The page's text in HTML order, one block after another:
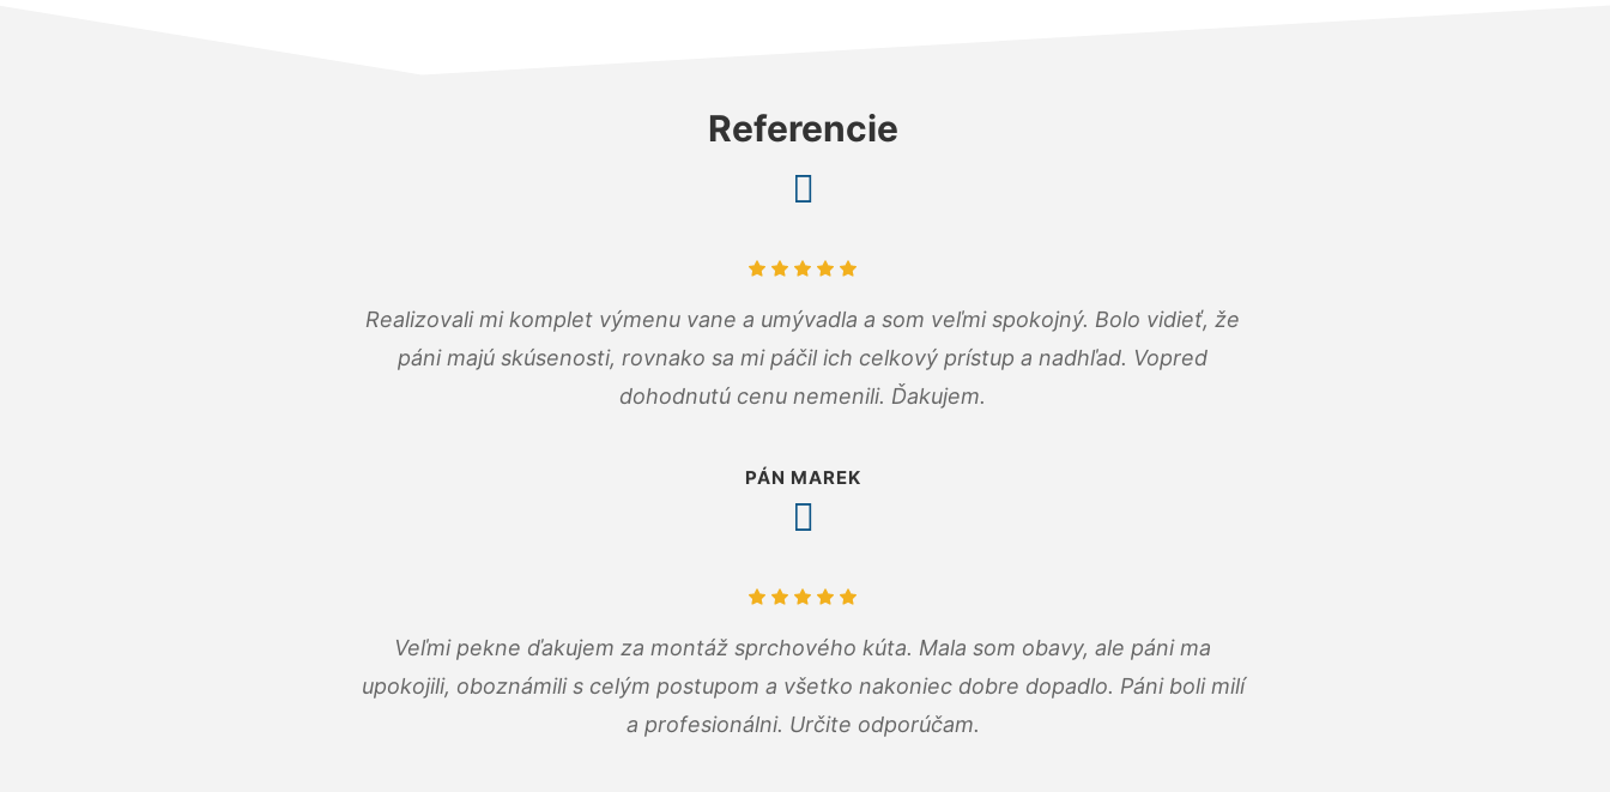
Referencie
Realizovali mi komplet výmenu vane a umývadla a som veľmi spokojný. Bolo vidieť, že
páni majú skúsenosti, rovnako sa mi páčil ich celkový prístup a nadhľad. Vopred
dohodnutú cenu nemenili. Ďakujem.
PÁN MAREK
Veľmi pekne ďakujem za montáž sprchového kúta. Mala som obavy, ale páni ma
upokojili, oboznámili s celým postupom a všetko nakoniec dobre dopadlo. Páni boli milí
a profesionálni. Určite odporúčam.